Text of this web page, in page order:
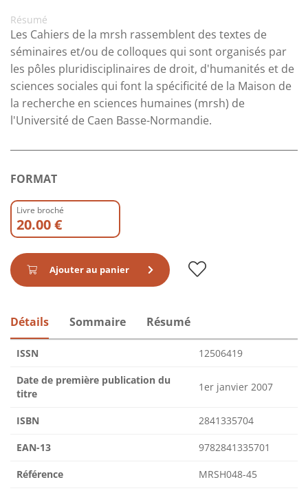
Résumé
Les Cahiers de la mrsh rassemblent des textes de
séminaires et/ou de colloques qui sont organisés par
les pôles pluridisciplinaires de droit, d'humanités et de
sciences sociales qui font la spécificité de la Maison de
la recherche en sciences humaines (mrsh) de
l'Université de Caen Basse-Normandie.
FORMAT
Livre broché
20.00 €
Ajouter au panier
Détails Sommaire Résumé
ISSN 12506419
Date de première publication du
titre
1er janvier 2007
ISBN 2841335704
EAN-13 9782841335701
Référence MRSH048-45